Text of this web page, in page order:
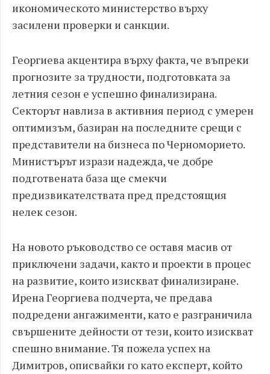
икономическото министерство върху
засилени проверки и санкции.
Георгиева акцентира върху факта, че въпреки
прогнозите за трудности, подготовката за
летния сезон е успешно финализирана.
Секторът навлиза в активния период с умерен
оптимизъм, базиран на последните срещи с
представители на бизнеса по Черноморието.
Министърът изрази надежда, че добре
подготвената база ще смекчи
предизвикателствата пред предстоящия
нелек сезон.
На новото ръководство се оставя масив от
приключени задачи, както и проекти в процес
на развитие, които изискват финализиране.
Ирена Георгиева подчерта, че предава
подредени ангажименти, като е разграничила
свършените дейности от тези, които изискват
спешно внимание. Тя пожела успех на
Димитров, описвайки го като експерт, който